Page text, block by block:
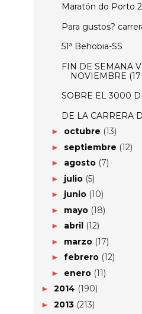
Maratón do Porto
Para gustos?
FIN DE SEMANA
NOVIEMBRE (17
SOBRE EL 3000
DE LA CARRERA
► octubre (13)
► septiembre (12)
► agosto (7)
► julio (5)
► junio (10)
► mayo (18)
► abril (12)
► marzo (17)
► febrero (12)
► enero (11)
► 2014 (190)
► 2013 (213)